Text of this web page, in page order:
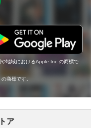
地域におけるApple Inc.の商標で
商標です。
ア